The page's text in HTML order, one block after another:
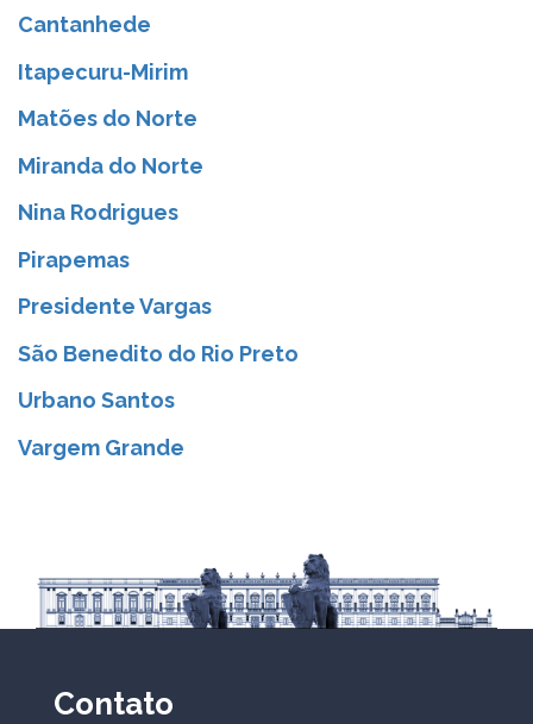
Cantanhede
Itapecuru-Mirim
Matões do Norte
Miranda do Norte
Nina Rodrigues
Pirapemas
Presidente Vargas
São Benedito do Rio Preto
Urbano Santos
Vargem Grande
Contato